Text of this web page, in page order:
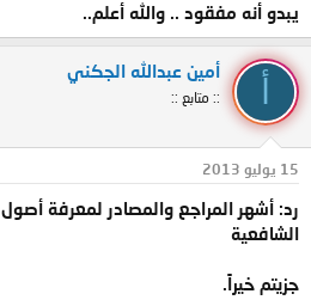
هذا ومن أراد التوسع؛ فيتوجَّب
في ذكر طبقات فقهاء الشافعية؛
أشهرها:
1. طبقات الفقهاء، تأليف: محي
-
والدراسات.
يبدو أنه مفقود .. والله أعلم..
أمين عبدالله الجكني
:: متابع ::
15 يوليو 2013
رد: أشهر المراجع والمصادر لمعرفة
الشافعية
جزيتم خيراً.